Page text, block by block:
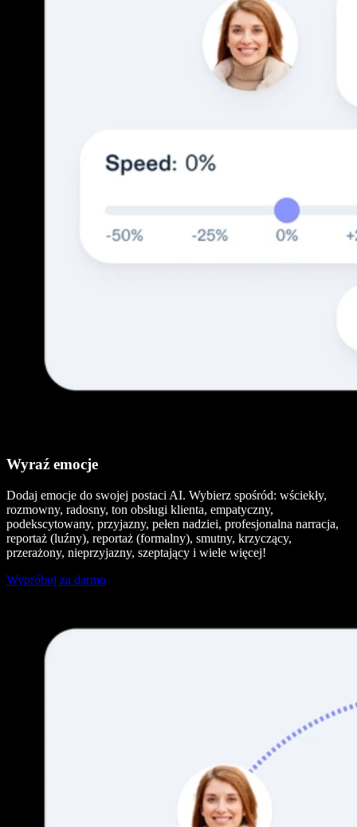
Wyraź emocje
Dodaj emocje do swojej postaci AI. Wybierz spośród: wściekły,
rozmowny, radosny, ton obsługi klienta, empatyczny,
podekscytowany, przyjazny, pełen nadziei, profesjonalna narracja,
reportaż (luźny), reportaż (formalny), smutny, krzyczący,
przerażony, nieprzyjazny, szeptający i wiele więcej!
Wypróbuj za darmo